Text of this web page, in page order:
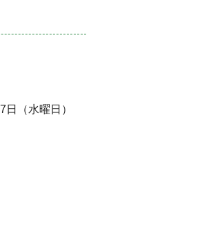
（水曜日）